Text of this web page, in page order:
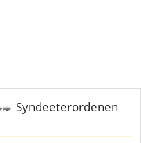
Syndeeterordenen